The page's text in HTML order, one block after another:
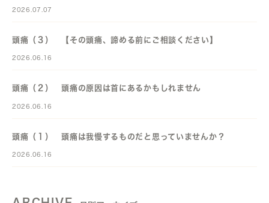
2026.07.07
頭痛（３） 【その頭痛、諦める前にご相談ください】
2026.06.16
頭痛（２） 頭痛の原因は首にあるかもしれません
2026.06.16
頭痛（１） 頭痛は我慢するものだと思っていませんか？
2026.06.16